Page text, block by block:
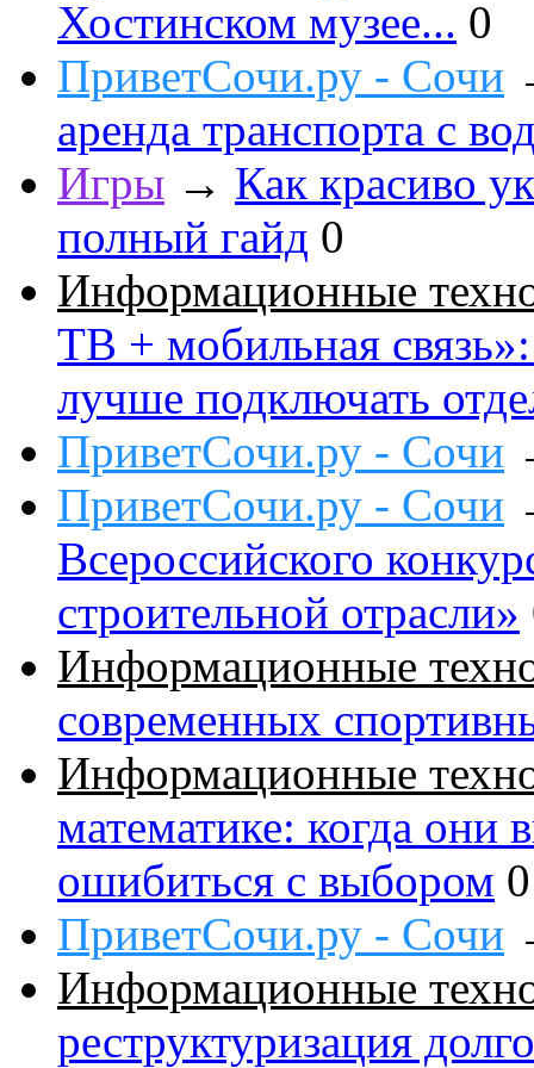
Хостинском музее... 0
ПриветСочи.ру - Сочи
аренда транспорта с
Игры → Как красиво
полный гайд 0
Информационные
ТВ + мобильная
лучше подключать
ПриветСочи.ру - Сочи
ПриветСочи.ру - Сочи
Всероссийского
строительной отрасли»
Информационные
современных
Информационные
математике: когда они
ошибиться с выбором 0
ПриветСочи.ру - Сочи
Информационные
реструктуризация